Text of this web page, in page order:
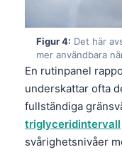
Figur 4: Det här
mer användbara
En rutinpanel
underskattar ofta
fullständiga
triglyceridintervall
svårighetsnivåer